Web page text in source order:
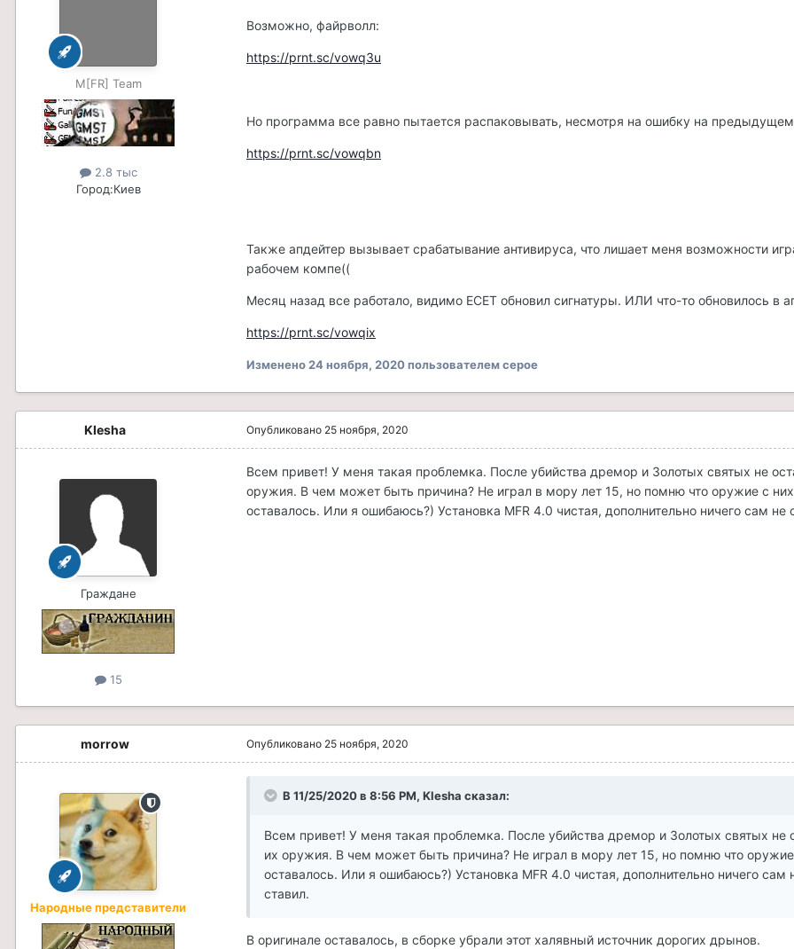
M[FR] Team
2.8 тыс
Город:Киев
Возможно, файрволл:
https://prnt.sc/vowq3u
Но программа все равно пытается распаковывать, несмотря на ошибку на
https://prnt.sc/vowqbn
Также апдейтер вызывает срабатывание антивируса, что лишает меня возможности
рабочем компе((
Месяц назад все работало, видимо ЕСЕТ обновил сигнатуры. ИЛИ что-то обновилось в
https://prnt.sc/vowqix
Изменено 24 ноября, 2020пользователем cepoe
Klesha
Граждане
15
Опубликовано 25 ноября, 2020
Всем привет! У меня такая проблемка. После убийства дремор и Золотых святых не
оружия. В чем может быть причина? Не играл в мору лет 15, но помню что оружие с них
оставалось. Или я ошибаюсь?) Установка MFR 4.0 чистая, дополнительно ничего сам не
morrow
Народные представители
Опубликовано 25 ноября, 2020
В 11/25/2020 в 8:56 PM, Klesha сказал:
Всем привет! У меня такая проблемка. После убийства дремор и Золотых святых не
их оружия. В чем может быть причина? Не играл в мору лет 15, но помню что
оставалось. Или я ошибаюсь?) Установка MFR 4.0 чистая, дополнительно ничего сам
ставил.
В оригинале оставалось, в сборке убрали этот халявный источник дорогих дрынов.